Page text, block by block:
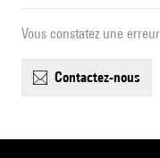
Vous constatez une
contactez-nous